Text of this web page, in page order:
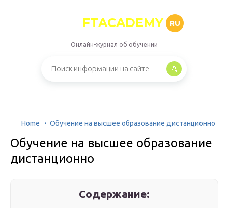
FTACADEMY RU
Онлайн-журнал об обучении
Home Обучение на высшее образование дистанционно
Обучение на высшее образование
дистанционно
Содержание: